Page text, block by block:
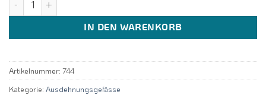
IN DEN WARENKORB
Artikelnummer: 744
Kategorie: Ausdehnungsgefässe